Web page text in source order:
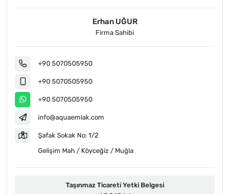
Erhan UĞUR
Firma Sahibi
+90 5070505950
+90 5070505950
+90 5070505950
info@aquaemlak.com
Şafak Sokak No: 1/2
Gelişim Mah / Köyceğiz / Muğla
Taşınmaz Ticareti Yetki Belgesi